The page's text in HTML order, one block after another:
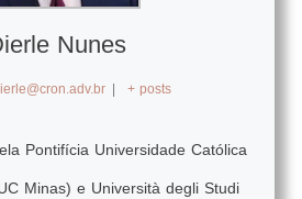
Nunes
| + posts
Pontifícia Universidade Católica
Minas) e Università degli Studi